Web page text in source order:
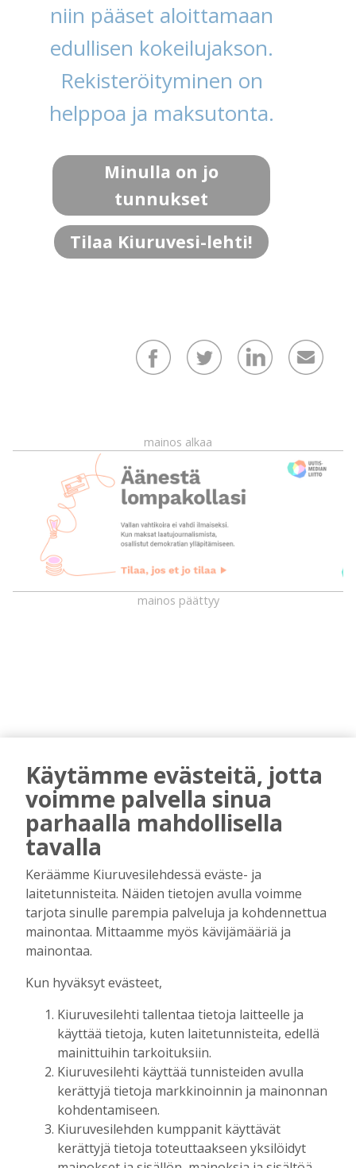
niin pääset aloittamaan
edullisen kokeilujakson.
Rekisteröityminen on
helppoa ja maksutonta.
Minulla on jo
tunnukset
Tilaa Kiuruvesi-lehti!
mainos alkaa
mainos päättyy
AIEMMIN AIHEESTA
Biokaasu, Hingunniemi, tiet,
rahoitusasiat, työllisyys, lääkäripula… –
ministeri Sari Essayahin kanssa piisasi
keskustelunaiheita
Tilaajille
Aku Laatikainen 6.8.2026 16:00
OP Kaskimaan vakavaraisuus vahvistui –
korkotason muutos heijastui alkuvuoden
Tilaajille
Toimitus 6.8.2026 13:18
Mikko Remes täyttää 50 vuotta – vaikka
villitystäkin on havaittavissa, sanoo
syntymäpäiväsankari oppineensa myös
hölläämään vauhtia
Tilaajille
Aku Laatikainen 5.8.2026 09:00
Vaikuttaako afrikkalainen sikarutto
Käytämme evästeitä, jotta
voimme palvella sinua
parhaalla mahdollisella
tavalla
Keräämme Kiuruvesilehdessä eväste- ja
laitetunnisteita. Näiden tietojen avulla voimme
tarjota sinulle parempia palveluja ja kohdennettua
mainontaa. Mittaamme myös kävijämääriä ja
mainontaa.
Kun hyväksyt evästeet,
Kiuruvesilehti tallentaa tietoja laitteelle ja
käyttää tietoja, kuten laitetunnisteita, edellä
mainittuihin tarkoituksiin.
Kiuruvesilehti käyttää tunnisteiden avulla
kerättyjä tietoja markkinoinnin ja mainonnan
kohdentamiseen.
Kiuruvesilehden kumppanit käyttävät
kerättyjä tietoja toteuttaakseen yksilöidyt